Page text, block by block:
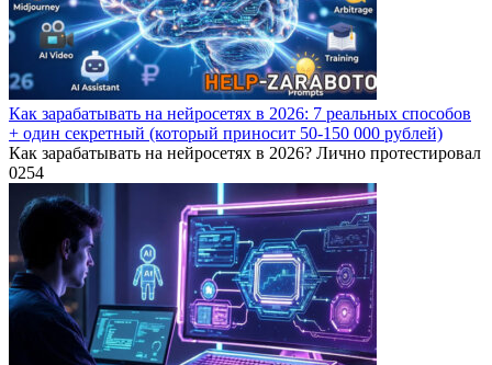
Как зарабатывать на нейросетях в 2026: 7 реальных способов
+ один секретный (который приносит 50-150 000 рублей)
Как зарабатывать на нейросетях в 2026? Лично протестировал
0254